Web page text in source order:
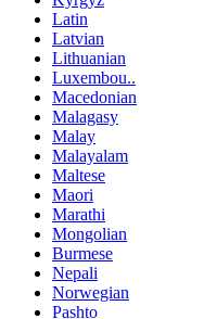
Latin
Latvian
Lithuanian
Luxembou..
Macedonian
Malagasy
Malay
Malayalam
Maltese
Maori
Marathi
Mongolian
Burmese
Nepali
Norwegian
Pashto